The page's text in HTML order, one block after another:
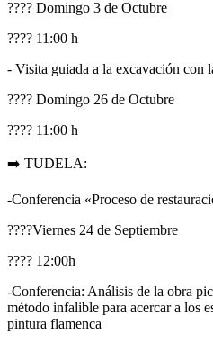
???? Domingo 3 de Octubre
???? 11:00 h
- Visita guiada a la excavación con
???? Domingo 26 de Octubre
???? 11:00 h
➡️ TUDELA:
-Conferencia «Proceso de
????Viernes 24 de Septiembre
???? 12:00h
-Conferencia: Análisis de la obra
método infalible para acercar a los
pintura flamenca